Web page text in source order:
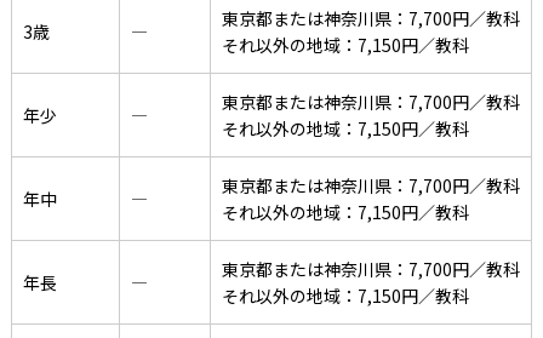
3歳 ―
東京都または神奈川県：7,700円／教科
それ以外の地域：7,150円／教科
年少 ―
東京都または神奈川県：7,700円／教科
それ以外の地域：7,150円／教科
年中 ―
東京都または神奈川県：7,700円／教科
それ以外の地域：7,150円／教科
年長 ―
東京都または神奈川県：7,700円／教科
それ以外の地域：7,150円／教科